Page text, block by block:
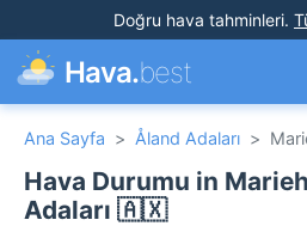
Doğru hava tahminleri.
Hava.best
Ana Sayfa > Åland Adaları >
Hava Durumu in
Adaları 🇦🇽